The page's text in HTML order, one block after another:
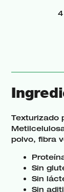
Texturizado
polvo, fibra
Sin
Sin
Sin